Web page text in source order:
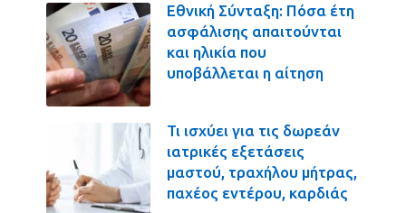
Εθνική Σύνταξη: Πόσα έτη
ασφάλισης απαιτούνται
και ηλικία που
υποβάλλεται η αίτηση
Τι ισχύει για τις δωρεάν
ιατρικές εξετάσεις
μαστού, τραχήλου μήτρας,
παχέος εντέρου, καρδιάς